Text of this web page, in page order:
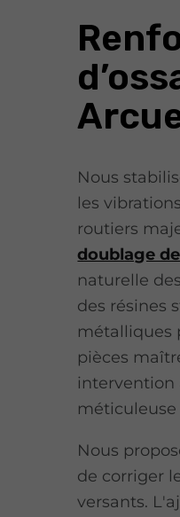
Nous
les
routiers
doublage
naturelle
des résines
métalliques
pièces
intervention
méticuleuse
Nous
de corriger
versants.